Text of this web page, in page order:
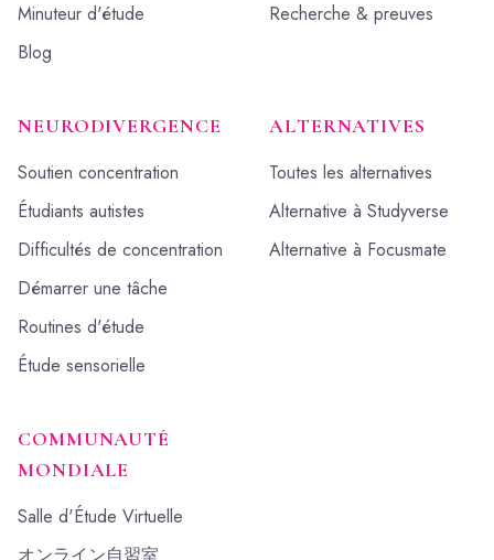
Minuteur d'étude
Blog
Recherche & preuves
NEURODIVERGENCE
Soutien concentration
Étudiants autistes
Difficultés de concentration
Démarrer une tâche
Routines d'étude
Étude sensorielle
ALTERNATIVES
Toutes les alternatives
Alternative à Studyverse
Alternative à Focusmate
COMMUNAUTÉ
MONDIALE
Salle d'Étude Virtuelle